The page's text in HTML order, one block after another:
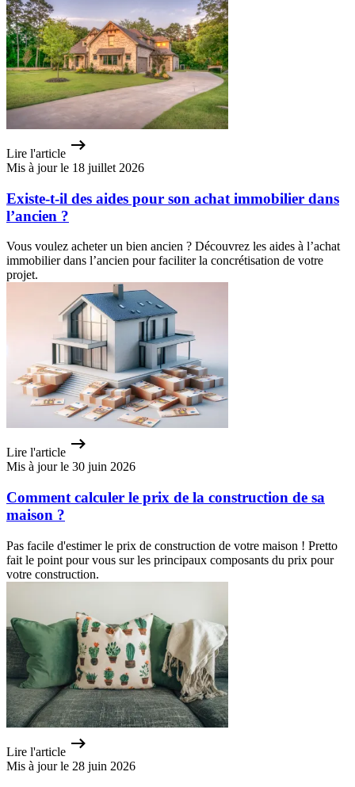
Lire l'article
Mis à jour le 18 juillet 2026
Existe-t-il des aides pour son achat immobilier dans
l’ancien ?
Vous voulez acheter un bien ancien ? Découvrez les aides à l’achat
immobilier dans l’ancien pour faciliter la concrétisation de votre
projet.
Lire l'article
Mis à jour le 30 juin 2026
Comment calculer le prix de la construction de sa
maison ?
Pas facile d'estimer le prix de construction de votre maison ! Pretto
fait le point pour vous sur les principaux composants du prix pour
votre construction.
Lire l'article
Mis à jour le 28 juin 2026